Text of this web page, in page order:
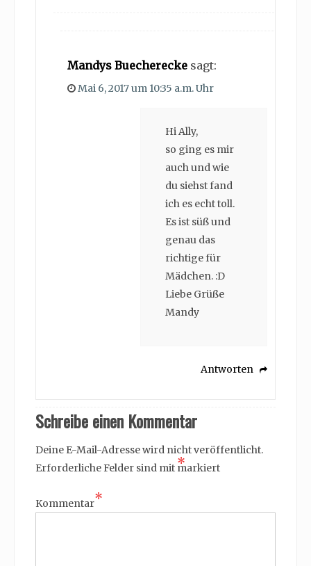
Mandys Buecherecke sagt:
Mai 6, 2017 um 10:35 a.m. Uhr
Hi Ally,
so ging es mir
auch und wie
du siehst fand
ich es echt toll.
Es ist süß und
genau das
richtige für
Mädchen. :D
Liebe Grüße
Mandy
Antworten
Schreibe einen Kommentar
Deine E-Mail-Adresse wird nicht veröffentlicht.
Erforderliche Felder sind mit *
markiert
Kommentar*